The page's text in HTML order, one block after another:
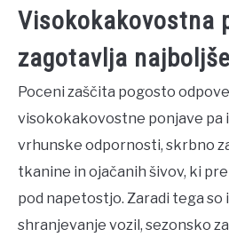
Visokokakovostna
zagotavlja
Poceni zaščita pogosto
visokokakovostne ponjave pa
vrhunske odpornosti, skrbno
tkanine in ojačanih šivov, ki
pod napetostjo. Zaradi tega so
shranjevanje vozil, sezonsko